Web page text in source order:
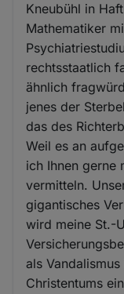
Kneubühl in
Mathematiker
rechtsstaatlich
ähnlich
jenes der
das des
Weil es an
ich Ihnen gerne
vermitteln.
gigantisches
wird meine St.-
als
Christentums